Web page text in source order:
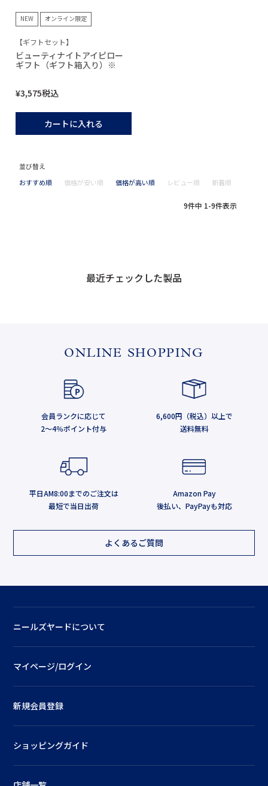
NEW オンライン限定
【ギフトセット】
ビューティナイトアイピロー
ギフト（ギフト箱入り）※
¥3,575税込
カートに入れる
並び替え
おすすめ順
価格が安い順 価格が高い順 レビュー順 新着順
9件中 1-9件表示
最近チェックした製品
ONLINE SHOPPING
会員ランクに応じて
2～4％ポイント付与
6,600円（税込）以上で
送料無料
平日AM8:00までのご注文は
最短で当日出荷
Amazon Pay
後払い、PayPayも対応
よくあるご質問
ニールズヤードについて
マイページ/ログイン
新規会員登録
ショッピングガイド